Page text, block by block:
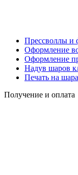
Прессволлы и
Оформление
Оформление
Надув шаров
Печать на
Получение и оплата